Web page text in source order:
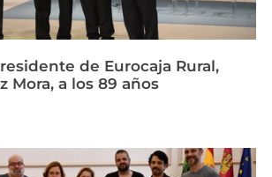
de Eurocaja Rural,
Mora, a los 89 años